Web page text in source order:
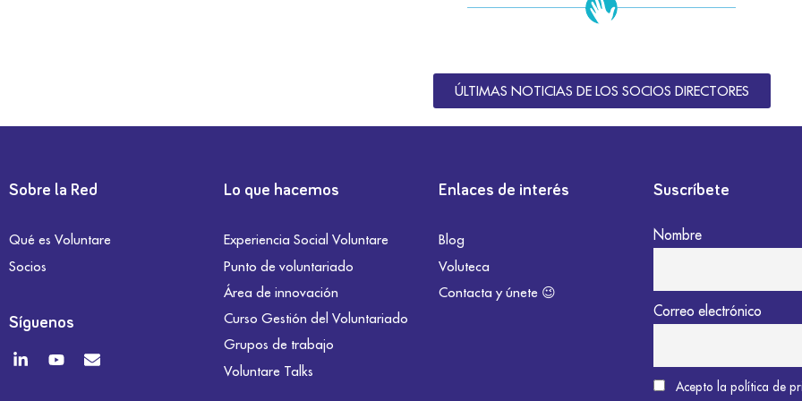
ÚLTIMAS NOTICIAS DE LOS SOCIOS DIRECTORES
Sobre la Red
Qué es Voluntare
Socios
Síguenos
Lo que hacemos
Experiencia Social Voluntare
Punto de voluntariado
Área de innovación
Curso Gestión del Voluntariado
Grupos de trabajo
Voluntare Talks
Enlaces de interés
Blog
Voluteca
Contacta y únete 😉
Suscríbete
Nombre
Correo electrónico
Acepto la política de